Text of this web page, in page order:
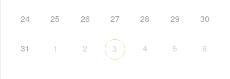
24 25 26 27 28 29 30
31 1 2 3 4 5 6